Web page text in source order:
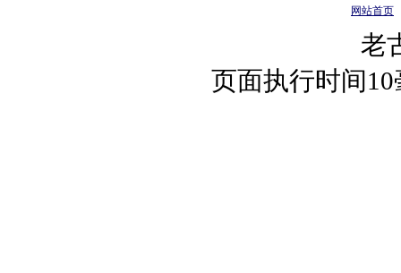
网站首页
老
页面执行时间